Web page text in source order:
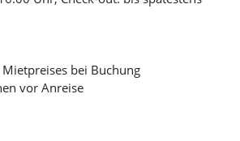
bei Buchung
vor Anreise